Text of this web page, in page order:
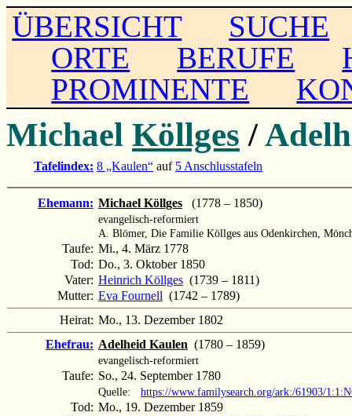
ÜBERSICHT
SUCHE
ORTE
BERUFE
PROMINENTE
Michael Köllges /
Tafelindex: 8 „Kaulen“ auf 5 Anschlusstafeln
Ehemann: Michael Köllges (1778 – 1850)
evangelisch-reformiert
A. Blömer, Die Familie Köllges aus Odenkirchen,
Taufe: Mi., 4. März 1778
Tod: Do., 3. Oktober 1850
Vater: Heinrich Köllges (1739 – 1811)
Mutter: Eva Fournell (1742 – 1789)
Heirat: Mo., 13. Dezember 1802
Ehefrau: Adelheid Kaulen (1780 – 1859)
evangelisch-reformiert
Taufe: So., 24. September 1780
Quelle: https://www.familysearch.org/ark:/61903/
Tod: Mo., 19. Dezember 1859